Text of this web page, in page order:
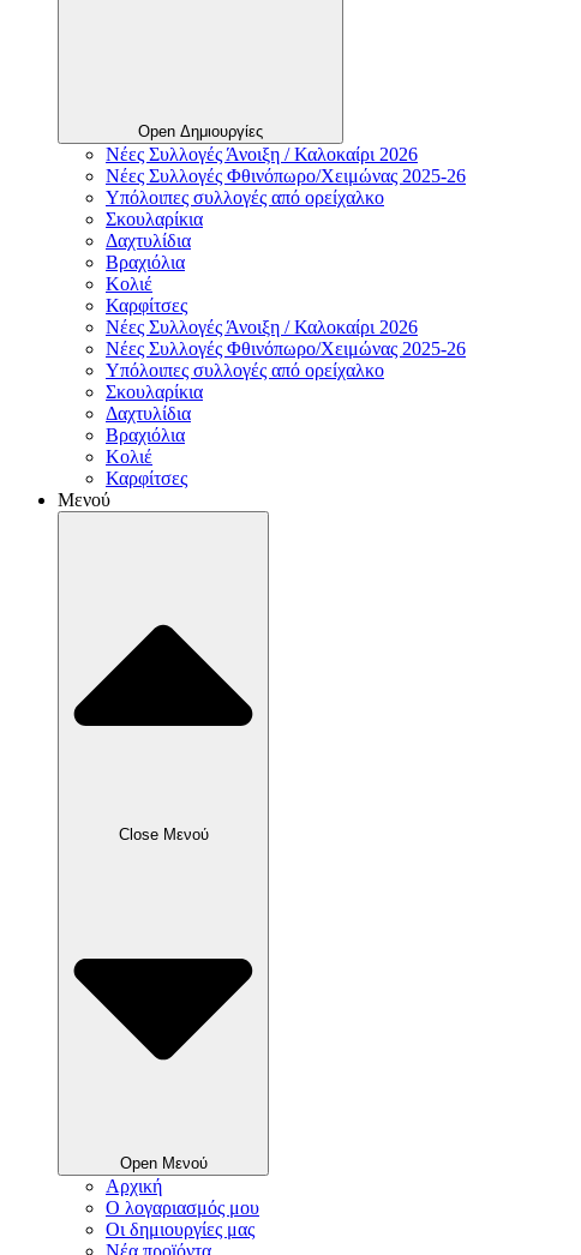
Open Δημιουργίες
Νέες Συλλογές Άνοιξη / Καλοκαίρι 2026
Νέες Συλλογές Φθινόπωρο/Χειμώνας 2025-26
Υπόλοιπες συλλογές από ορείχαλκο
Σκουλαρίκια
Δαχτυλίδια
Βραχιόλια
Κολιέ
Καρφίτσες
Νέες Συλλογές Άνοιξη / Καλοκαίρι 2026
Νέες Συλλογές Φθινόπωρο/Χειμώνας 2025-26
Υπόλοιπες συλλογές από ορείχαλκο
Σκουλαρίκια
Δαχτυλίδια
Βραχιόλια
Κολιέ
Καρφίτσες
Μενού
Close Μενού
Open Μενού
Αρχική
Ο λογαριασμός μου
Οι δημιουργίες μας